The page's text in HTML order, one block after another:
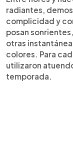
radiantes,
complicidad y
posan
otras
colores. Para
utilizaron
temporada.